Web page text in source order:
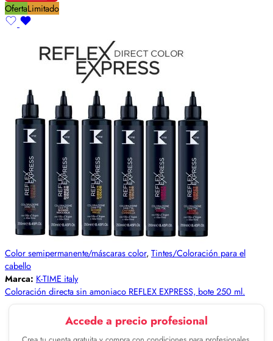
OfertaLimitado
Color semipermanente/máscaras color, Tintes/Coloración para el
cabello
Marca: K-TIME italy
Coloración directa sin amoniaco REFLEX EXPRESS, bote 250 ml.
Accede a precio profesional